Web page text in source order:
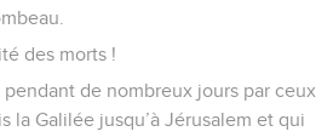
des morts !
de nombreux jours par ceux
la Galilée jusqu’à Jérusalem et qui